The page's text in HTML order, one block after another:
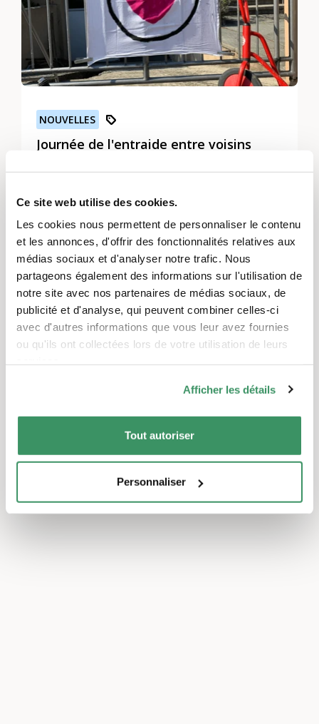
Ce site web utilise des cookies.
Les cookies nous permettent de personnaliser le contenu
et les annonces, d'offrir des fonctionnalités relatives aux
médias sociaux et d'analyser notre trafic. Nous
partageons également des informations sur l'utilisation de
notre site avec nos partenaires de médias sociaux, de
publicité et d'analyse, qui peuvent combiner celles-ci
avec d'autres informations que vous leur avez fournies
ou qu'ils ont collectées lors de votre utilisation de leurs
Afficher les détails
Tout autoriser
Personnaliser
NOUVELLES
Journée de l'entraide entre voisins
touché la Suisse : En quelques jours, des
milliers d'initiatives de voisinage ont vu le jour
pour aider au quotidien les personnes issues
de groupes à risque. Avec la Journée de
l'entraide entre voisins du 2 avril, nous
voulons élargir le réseau d'aide existant et le
rendre plus étroit. Plus d'un million de
ménages pourraient bientôt avoir besoin
particulièrement se protéger d'une
contamination par le coronavirus. L'aide
concrète aux voisins Sur la plate-forme de
bénévoles hilf-jetzt.ch, plus de 900 groupes
s'engagent à apporter une aide immédiate
quotidien les personnes appartenant aux
Soyez le premier ou la première à réagir !
0 Commentaires
+ Lancer une discussion